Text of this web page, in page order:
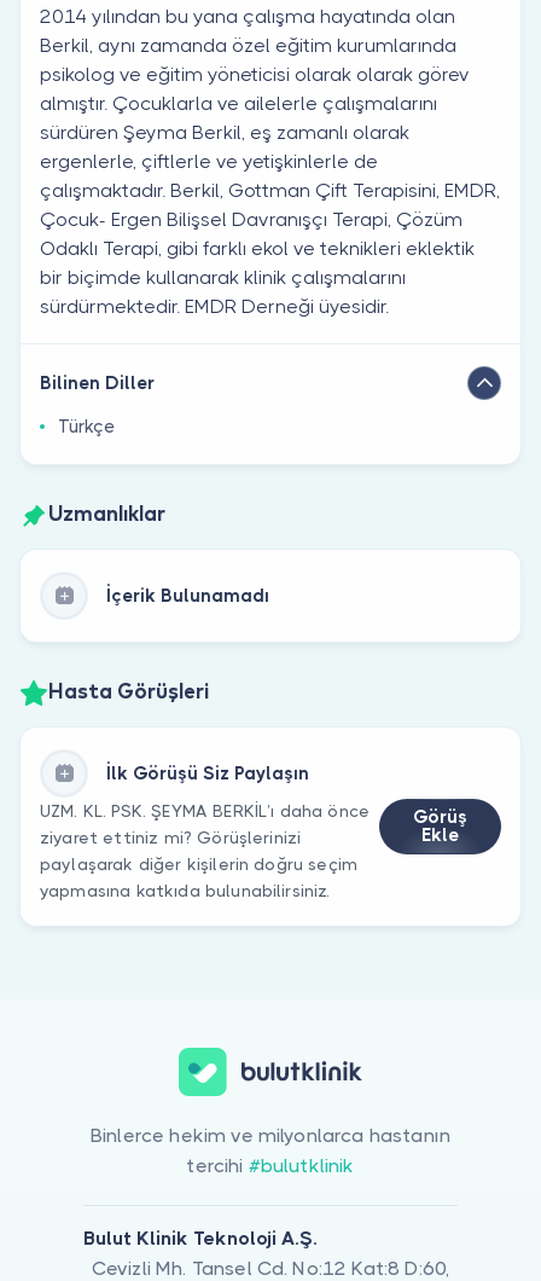
2014 yılından bu yana çalışma hayatında olan
Berkil, aynı zamanda özel eğitim kurumlarında
psikolog ve eğitim yöneticisi olarak olarak görev
almıştır. Çocuklarla ve ailelerle çalışmalarını
sürdüren Şeyma Berkil, eş zamanlı olarak
ergenlerle, çiftlerle ve yetişkinlerle de
çalışmaktadır. Berkil, Gottman Çift Terapisini, EMDR,
Çocuk- Ergen Bilişsel Davranışçı Terapi, Çözüm
Odaklı Terapi, gibi farklı ekol ve teknikleri eklektik
bir biçimde kullanarak klinik çalışmalarını
sürdürmektedir. EMDR Derneği üyesidir.
Bilinen Diller
Türkçe
Uzmanlıklar
İçerik Bulunamadı
Hasta Görüşleri
İlk Görüşü Siz Paylaşın
UZM. KL. PSK. ŞEYMA BERKİL’ı daha önce
ziyaret ettiniz mi? Görüşlerinizi
paylaşarak diğer kişilerin doğru seçim
yapmasına katkıda bulunabilirsiniz.
Görüş
Ekle
Binlerce hekim ve milyonlarca hastanın
tercihi #bulutklinik
Bulut Klinik Teknoloji A.Ş.
Cevizli Mh. Tansel Cd. No:12 Kat:8 D:60,